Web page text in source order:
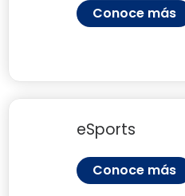
Conoce más
eSports
Conoce más